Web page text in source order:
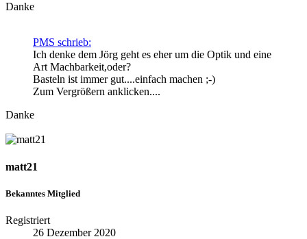
Danke
PMS schrieb:
Ich denke dem Jörg geht es eher um die Optik und eine
Art Machbarkeit,oder?
Basteln ist immer gut....einfach machen ;-)
Zum Vergrößern anklicken....
Danke
matt21
Bekanntes Mitglied
Registriert
26 Dezember 2020